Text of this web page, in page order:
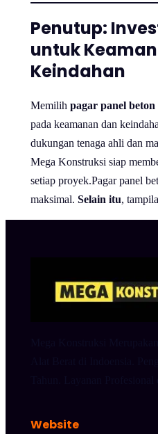
Penutup:
untuk
Keindahan
Memilih pagar panel beton
pada keamanan dan
dukungan tenaga ahli dan
Mega Konstruksi siap
setiap proyek.Pagar panel
maksimal. Selain itu,
Website